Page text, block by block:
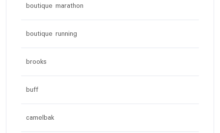
boutique marathon
boutique running
brooks
buff
camelbak